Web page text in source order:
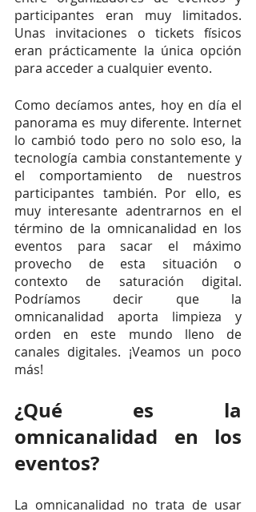
participantes eran muy limitados.
Unas invitaciones o tickets físicos
eran prácticamente la única opción
para acceder a cualquier evento.
Como decíamos antes, hoy en día el
panorama es muy diferente. Internet
lo cambió todo pero no solo eso, la
tecnología cambia constantemente y
el comportamiento de nuestros
participantes también. Por ello, es
muy interesante adentrarnos en el
término de la omnicanalidad en los
eventos para sacar el máximo
provecho de esta situación o
contexto de saturación digital.
Podríamos decir que la
omnicanalidad aporta limpieza y
orden en este mundo lleno de
canales digitales. ¡Veamos un poco
más!
¿Qué es la
omnicanalidad en los
eventos?
La omnicanalidad no trata de usar